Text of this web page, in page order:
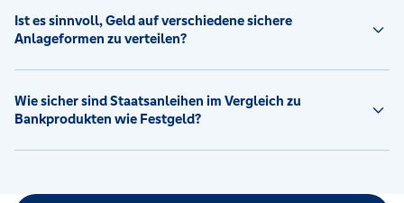
Ist es sinnvoll, Geld auf verschiedene sichere
Anlageformen zu verteilen?
Wie sicher sind Staatsanleihen im Vergleich zu
Bankprodukten wie Festgeld?